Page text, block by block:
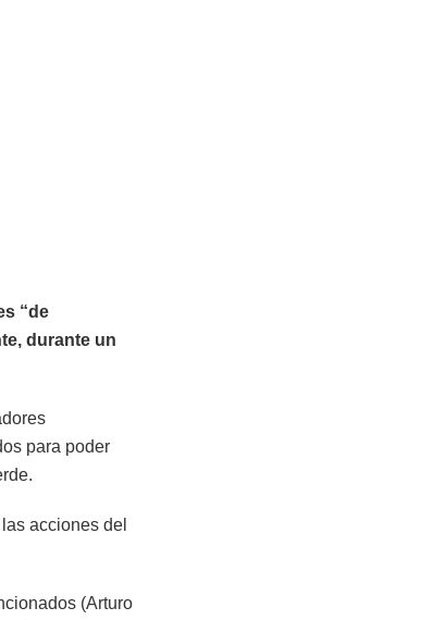
“de
durante un
para poder
acciones del
(Arturo